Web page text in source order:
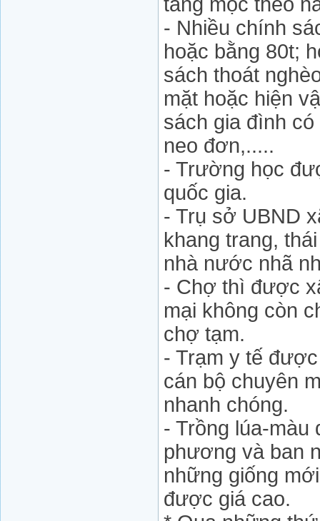
- Nhiều chính
hoặc bằng 80t;
sách thoát
mặt hoặc hiện
sách gia đình
neo đơn,.....
- Trường học
quốc gia.
- Trụ sở UBND
khang trang,
nhà nước nhã
- Chợ thì được
mại không còn
chợ tạm.
- Trạm y tế
cán bộ chuyên
nhanh chóng.
- Trồng lúa-
phương và ban
những giống
được giá cao.